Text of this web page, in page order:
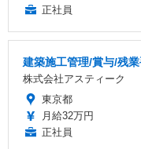
正社員
建築施工管理/賞与/残
株式会社アスティーク
東京都
月給32万円
正社員